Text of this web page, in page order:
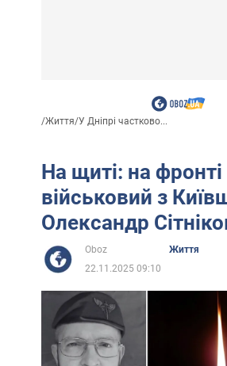
/Життя/У Дніпрі частково...
На щиті: на фронті
військовий з
Олександр
Oboz
Життя
22.11.2025 09:10